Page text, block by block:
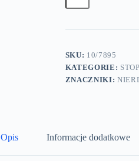
-
fi40
M8
-
stal
nierdzewna
SKU: 10/7895
KATEGORIE:
ZNACZNIKI:
Opis Informacje dodatkowe